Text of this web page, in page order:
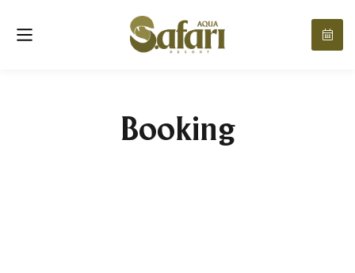
Booking